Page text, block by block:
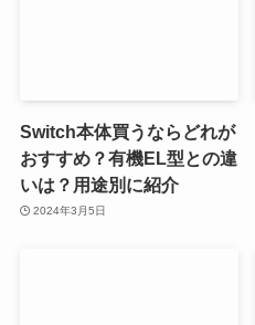
Switch本体買うならどれが
おすすめ？有機EL型との違
いは？用途別に紹介
2024年3月5日